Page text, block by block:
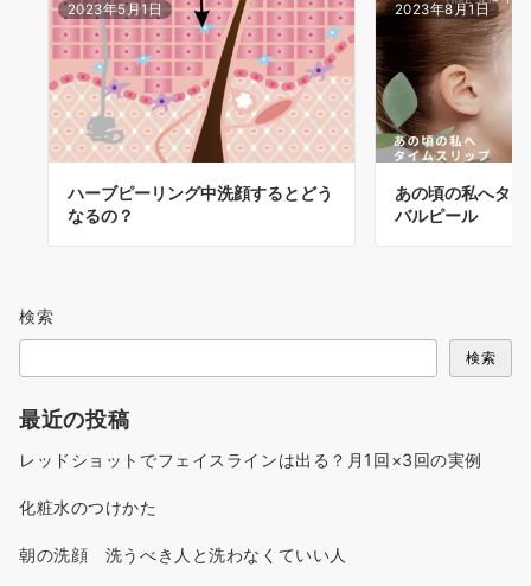
2023年5月1日
ハーブピーリング中洗顔するとどう
なるの？
2023年8月1日
あの頃の私へタ
バルピール
検索
検索
最近の投稿
レッドショットでフェイスラインは出る？月1回×3回の実例
化粧水のつけかた
朝の洗顔 洗うべき人と洗わなくていい人